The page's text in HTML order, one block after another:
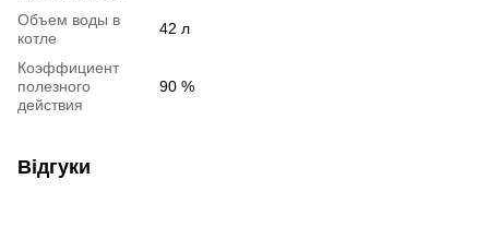
Объем воды в
котле
42 л
Коэффициент
полезного
действия
90 %
Відгуки